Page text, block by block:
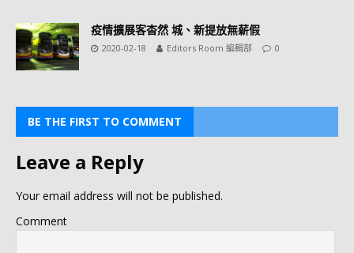
疫情擴展客杳然 城、新提放無薪假
2020-02-18 Editors Room 編輯部 0
BE THE FIRST TO COMMENT
Leave a Reply
Your email address will not be published.
Comment